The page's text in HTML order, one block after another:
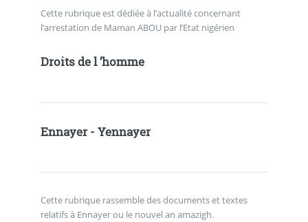
Cette rubrique est dédiée à l’actualité concernant
l’arrestation de Maman ABOU par l’Etat nigérien
Droits de l ’homme
Ennayer - Yennayer
Cette rubrique rassemble des documents et textes
relatifs à Ennayer ou le nouvel an amazigh.